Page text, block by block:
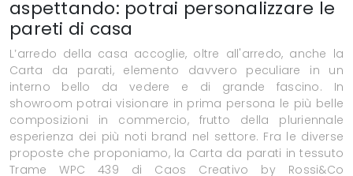
aspettando: potrai personalizzare le
pareti di casa
L’arredo della casa accoglie, oltre all'arredo, anche la
Carta da parati, elemento davvero peculiare in un
interno bello da vedere e di grande fascino. In
showroom potrai visionare in prima persona le più belle
composizioni in commercio, frutto della pluriennale
esperienza dei più noti brand nel settore. Fra le diverse
proposte che proponiamo, la Carta da parati in tessuto
Trame WPC 439 di Caos Creativo by Rossi&Co